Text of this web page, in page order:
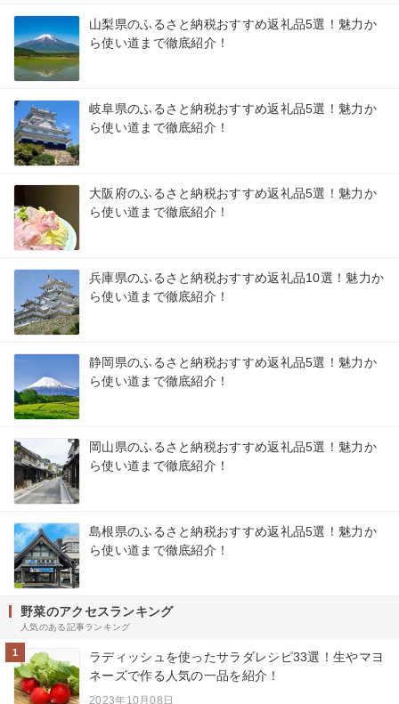
山梨県のふるさと納税おすすめ返礼品5選！魅力か
ら使い道まで徹底紹介！
岐阜県のふるさと納税おすすめ返礼品5選！魅力か
ら使い道まで徹底紹介！
大阪府のふるさと納税おすすめ返礼品5選！魅力か
ら使い道まで徹底紹介！
兵庫県のふるさと納税おすすめ返礼品10選！魅力か
ら使い道まで徹底紹介！
静岡県のふるさと納税おすすめ返礼品5選！魅力か
ら使い道まで徹底紹介！
岡山県のふるさと納税おすすめ返礼品5選！魅力か
ら使い道まで徹底紹介！
島根県のふるさと納税おすすめ返礼品5選！魅力か
ら使い道まで徹底紹介！
野菜のアクセスランキング
人気のある記事ランキング
1
ラディッシュを使ったサラダレシピ33選！生やマヨ
ネーズで作る人気の一品を紹介！
2023年10月08日